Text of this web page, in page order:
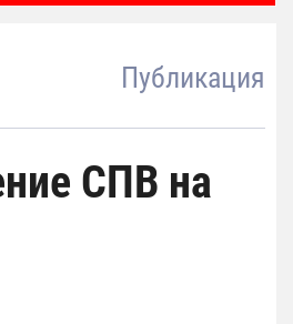
Публикация
СПВ на